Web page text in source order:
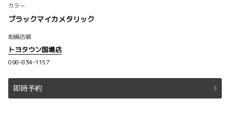
カラー
ブラックマイカメタリック
配備店舗
トヨタウン国場店
098-834-1157
即時予約